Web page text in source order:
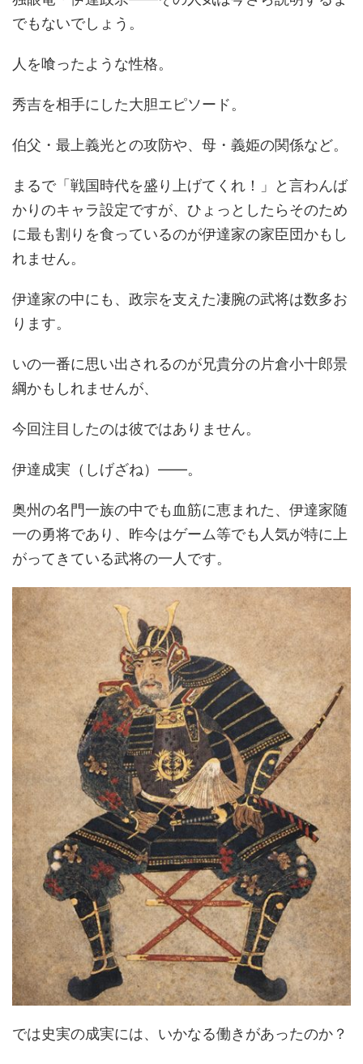
でもないでしょう。
人を喰ったような性格。
秀吉を相手にした大胆エピソード。
伯父・最上義光との攻防や、母・義姫の関係など。
まるで「戦国時代を盛り上げてくれ！」と言わんば
かりのキャラ設定ですが、ひょっとしたらそのため
に最も割りを食っているのが伊達家の家臣団かもし
れません。
伊達家の中にも、政宗を支えた凄腕の武将は数多お
ります。
いの一番に思い出されるのが兄貴分の片倉小十郎景
綱かもしれませんが、
今回注目したのは彼ではありません。
伊達成実（しげざね）――。
奥州の名門一族の中でも血筋に恵まれた、伊達家随
一の勇将であり、昨今はゲーム等でも人気が特に上
がってきている武将の一人です。
では史実の成実には、いかなる働きがあったのか？